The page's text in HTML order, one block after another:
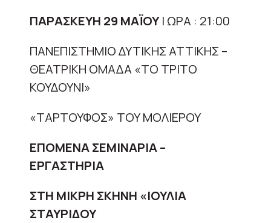
ΠΑΡΑΣΚΕΥΗ 29 ΜΑΪΟΥ| ΩΡΑ : 21:00
ΠΑΝΕΠΙΣΤΗΜΙΟ ΔΥΤΙΚΗΣ ΑΤΤΙΚΗΣ –
ΘΕΑΤΡΙΚΗ ΟΜΑΔΑ «ΤΟ ΤΡΙΤΟ
ΚΟΥΔΟΥΝΙ»
«ΤΑΡΤΟΥΦΟΣ» ΤΟΥ ΜΟΛΙΕΡΟΥ
ΕΠΟΜΕΝΑ ΣΕΜΙΝΑΡΙΑ –
ΕΡΓΑΣΤΗΡΙΑ
ΣΤΗ ΜΙΚΡΗ ΣΚΗΝΗ «ΙΟΥΛΙΑ
ΣΤΑΥΡΙΔΟΥ